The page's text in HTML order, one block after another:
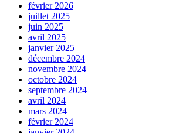
février 2026
juillet 2025
juin 2025
avril 2025
janvier 2025
décembre 2024
novembre 2024
octobre 2024
septembre 2024
avril 2024
mars 2024
février 2024